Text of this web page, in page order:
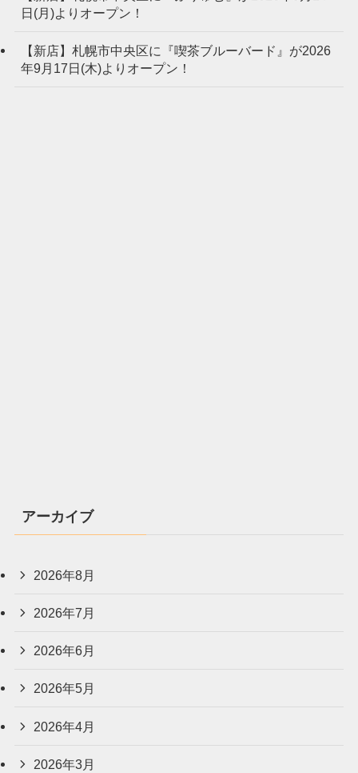
日(月)よりオープン！
【新店】札幌市中央区に『喫茶ブルーバード』が2026
年9月17日(木)よりオープン！
アーカイブ
2026年8月
2026年7月
2026年6月
2026年5月
2026年4月
2026年3月